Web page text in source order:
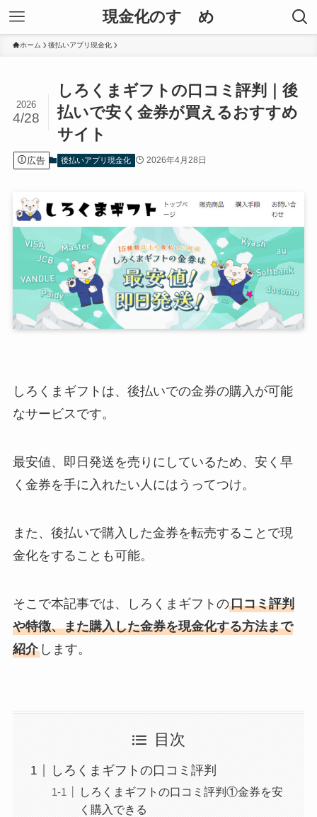
現金化のすゝめ
ホーム 後払いアプリ現金化
しろくまギフトの口コミ評判｜後
払いで安く金券が買えるおすすめ
サイト
2026
4/28
広告 後払いアプリ現金化 2026年4月28日
しろくまギフトは、後払いでの金券の購入が可能
なサービスです。
最安値、即日発送を売りにしているため、安く早
く金券を手に入れたい人にはうってつけ。
また、後払いで購入した金券を転売することで現
金化をすることも可能。
そこで本記事では、しろくまギフトの口コミ評判
や特徴、また購入した金券を現金化する方法まで
紹介します。
目次
しろくまギフトの口コミ評判
しろくまギフトの口コミ評判①金券を安
く購入できる